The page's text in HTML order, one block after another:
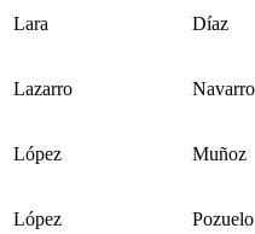
Lara Díaz
Lazarro Navarro
López Muñoz
López Pozuelo